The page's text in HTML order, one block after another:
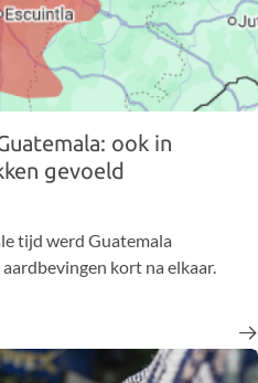
ook in
gevoeld
tijd werd Guatemala
kort na elkaar.